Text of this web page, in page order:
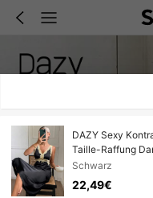
DAZY Sexy
Taille-Raffung
Schwarz
22,49€